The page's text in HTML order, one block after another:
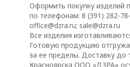
Оформить покупку изделий
по телефонам: 8 (391) 282-
office@dzra.ru; sale@dzra.ru
Все изделия
Готовую продукцию
за ее пределы. Доставку до
Красноярска ООО «ДЗРА»